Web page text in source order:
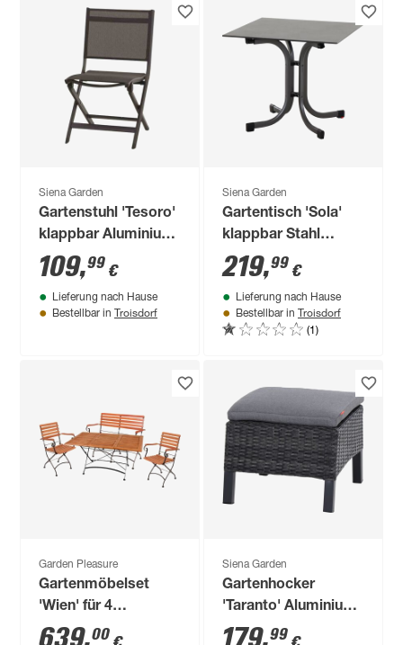
Siena Garden
Gartenstuhl 'Tesoro'
klappbar Aluminium
anthrazit 50,5 x 88 x
58 cm
109,99 €
Lieferung nach Hause
Bestellbar in Troisdorf
Siena Garden
Gartentisch 'Sola'
klappbar Stahl
anthrazit 80 x 71 x
80 cm
219,99 €
Lieferung nach Hause
Bestellbar in Troisdorf
(1)
Garden Pleasure
Gartenmöbelset
'Wien' für 4
Personen Stahl
00
Siena Garden
Gartenhocker
'Taranto' Aluminium
blau/grau 54 x 40 x
99